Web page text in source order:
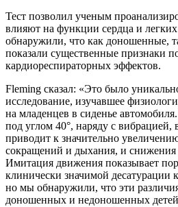
Тест позволил ученым
влияют на функции сердца и
обнаружили, что как доношенные,
показали существенные признаки
кардиореспираторных эффектов.
Fleming сказал: «Это было
исследование, изучавшее
на младенцев в сиденье
под углом 40°, наряду с
приводит к значительно
сокращений и дыхания, и
Имитация движения показывает
клинически значимой десатурации
но мы обнаружили, что эти
доношенных и недоношенных